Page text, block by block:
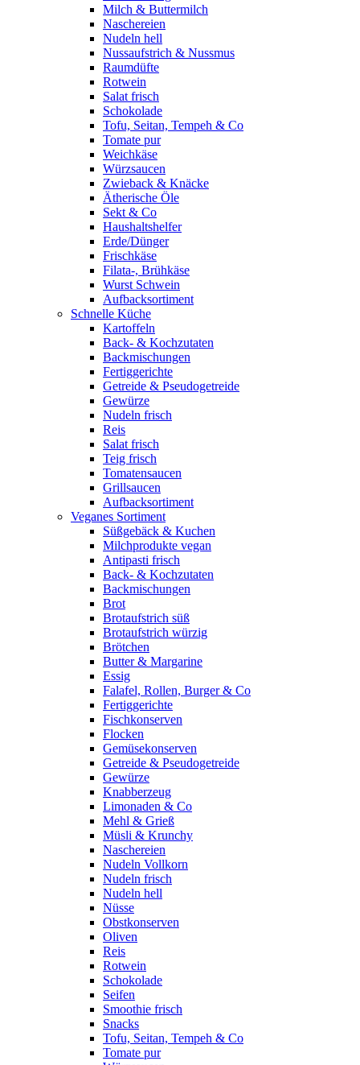
Milch & Buttermilch
Naschereien
Nudeln hell
Nussaufstrich & Nussmus
Raumdüfte
Rotwein
Salat frisch
Schokolade
Tofu, Seitan, Tempeh & Co
Tomate pur
Weichkäse
Würzsaucen
Zwieback & Knäcke
Ätherische Öle
Sekt & Co
Haushaltshelfer
Erde/Dünger
Frischkäse
Filata-, Brühkäse
Wurst Schwein
Aufbacksortiment
Schnelle Küche
Kartoffeln
Back- & Kochzutaten
Backmischungen
Fertiggerichte
Getreide & Pseudogetreide
Gewürze
Nudeln frisch
Reis
Salat frisch
Teig frisch
Tomatensaucen
Grillsaucen
Aufbacksortiment
Veganes Sortiment
Süßgebäck & Kuchen
Milchprodukte vegan
Antipasti frisch
Back- & Kochzutaten
Backmischungen
Brot
Brotaufstrich süß
Brotaufstrich würzig
Brötchen
Butter & Margarine
Essig
Falafel, Rollen, Burger & Co
Fertiggerichte
Fischkonserven
Flocken
Gemüsekonserven
Getreide & Pseudogetreide
Gewürze
Knabberzeug
Limonaden & Co
Mehl & Grieß
Müsli & Krunchy
Naschereien
Nudeln Vollkorn
Nudeln frisch
Nudeln hell
Nüsse
Obstkonserven
Oliven
Reis
Rotwein
Schokolade
Seifen
Smoothie frisch
Snacks
Tofu, Seitan, Tempeh & Co
Tomate pur